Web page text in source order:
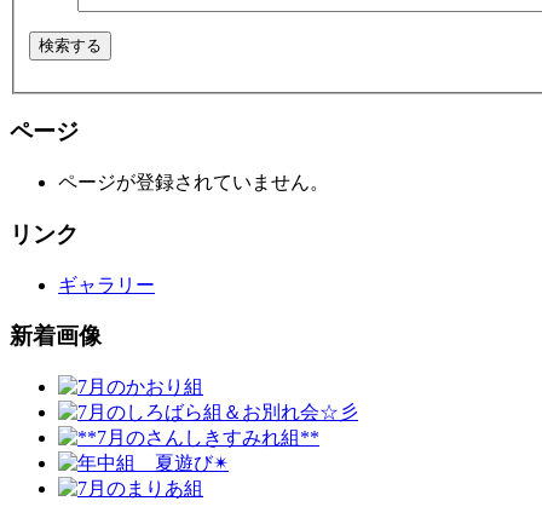
ページ
ページが登録されていません。
リンク
ギャラリー
新着画像